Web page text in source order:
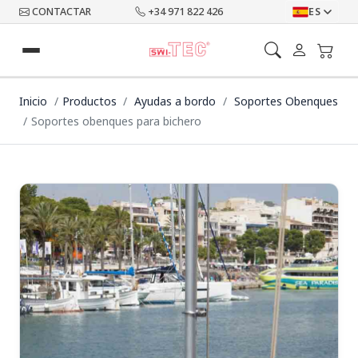
CONTACTAR +34 971 822 426 ES
Inicio Productos Ayudas a bordo
Soportes Obenques
Soportes obenques para bichero